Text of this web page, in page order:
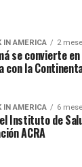
IN AMERICA 2
se convierte
con la
IN AMERICA 6
Instituto de
ACRA